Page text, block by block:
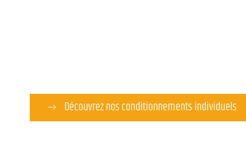
Découvrez nos conditionnements individuels